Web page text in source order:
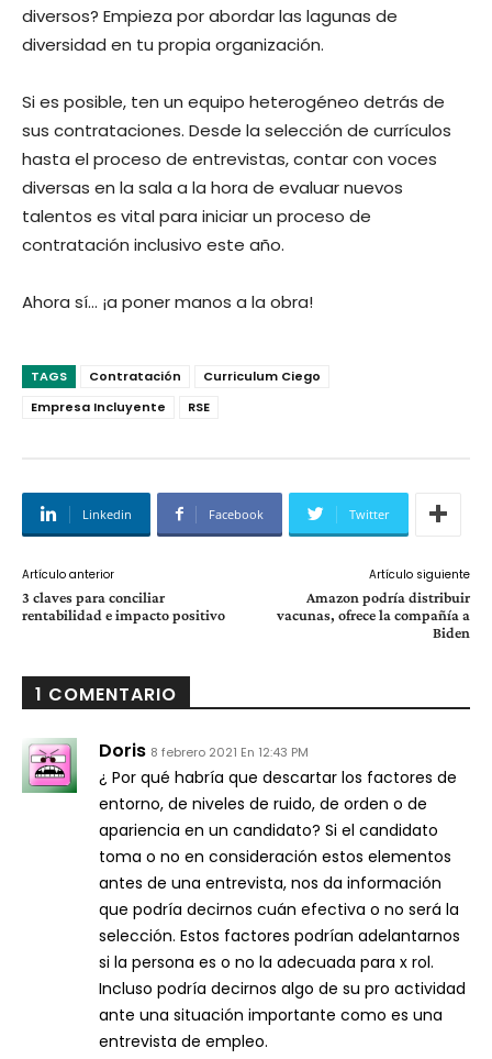
diversos? Empieza por abordar las lagunas de
diversidad en tu propia organización.
Si es posible, ten un equipo heterogéneo detrás de
sus contrataciones. Desde la selección de currículos
hasta el proceso de entrevistas, contar con voces
diversas en la sala a la hora de evaluar nuevos
talentos es vital para iniciar un proceso de
contratación inclusivo este año.
Ahora sí… ¡a poner manos a la obra!
TAGS Contratación
Curriculum Ciego
Empresa Incluyente
RSE
Linkedin Facebook Twitter
Artículo anterior
3 claves para conciliar
rentabilidad e impacto positivo
Artículo siguiente
Amazon podría distribuir
vacunas, ofrece la compañía a
Biden
1 COMENTARIO
Doris 8 febrero 2021 En 12:43 PM
¿ Por qué habría que descartar los factores de
entorno, de niveles de ruido, de orden o de
apariencia en un candidato? Si el candidato
toma o no en consideración estos elementos
antes de una entrevista, nos da información
que podría decirnos cuán efectiva o no será la
selección. Estos factores podrían adelantarnos
si la persona es o no la adecuada para x rol.
Incluso podría decirnos algo de su pro actividad
ante una situación importante como es una
entrevista de empleo.